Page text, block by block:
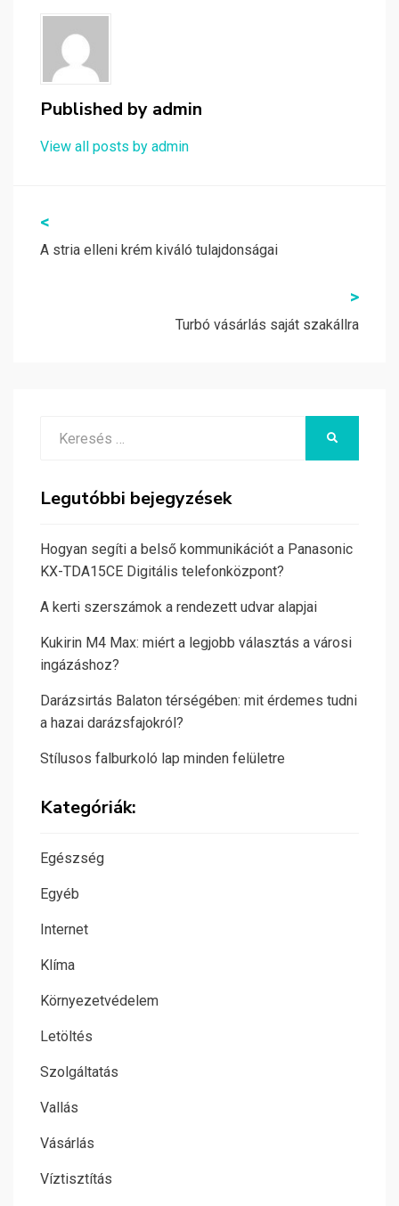
Published by admin
View all posts by admin
Bejegyzés
navigáció
<
A stria elleni krém kiváló tulajdonságai
>
Turbó vásárlás saját szakállra
Legutóbbi bejegyzések
Hogyan segíti a belső kommunikációt a Panasonic
KX-TDA15CE Digitális telefonközpont?
A kerti szerszámok a rendezett udvar alapjai
Kukirin M4 Max: miért a legjobb választás a városi
ingázáshoz?
Darázsirtás Balaton térségében: mit érdemes tudni
a hazai darázsfajokról?
Stílusos falburkoló lap minden felületre
Kategóriák:
Egészség
Egyéb
Internet
Klíma
Környezetvédelem
Letöltés
Szolgáltatás
Vallás
Vásárlás
Víztisztítás